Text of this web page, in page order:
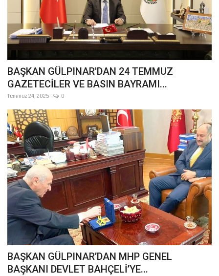
BAŞKAN GÜLPINAR'DAN 24 TEMMUZ
GAZETECİLER VE BASIN BAYRAMI...
Temmuz 24, 2025 0
BAŞKAN GÜLPINAR’DAN MHP GENEL
BAŞKANI DEVLET BAHÇELİ’YE...